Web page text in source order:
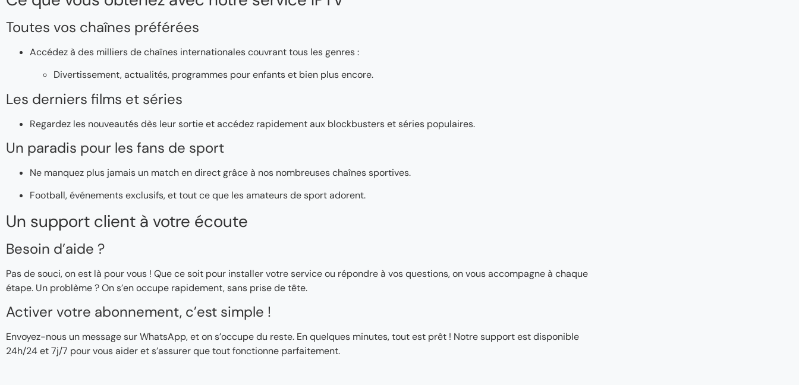
Toutes vos chaînes préférées
Accédez à des milliers de chaînes internationales couvrant tous les genres :
Divertissement, actualités, programmes pour enfants et bien plus encore.
Les derniers films et séries
Regardez les nouveautés dès leur sortie et accédez rapidement aux blockbusters et séries populaires.
Un paradis pour les fans de sport
Ne manquez plus jamais un match en direct grâce à nos nombreuses chaînes sportives.
Football, événements exclusifs, et tout ce que les amateurs de sport adorent.
Un support client à votre écoute
Besoin d’aide ?
Pas de souci, on est là pour vous ! Que ce soit pour installer votre service ou répondre à vos questions, on vous accompagne à chaque
étape. Un problème ? On s’en occupe rapidement, sans prise de tête.
Activer votre abonnement, c’est simple !
Envoyez-nous un message sur WhatsApp, et on s’occupe du reste. En quelques minutes, tout est prêt ! Notre support est disponible
24h/24 et 7j/7 pour vous aider et s’assurer que tout fonctionne parfaitement.